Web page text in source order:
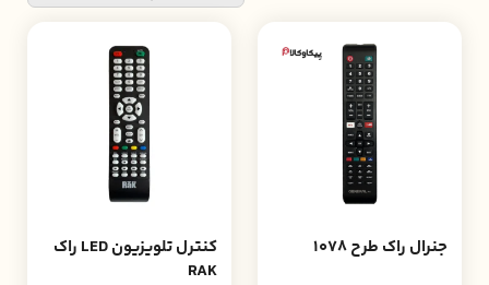
جنرال راک طرح 1078
کنترل تلویزیون LED راک
RAK